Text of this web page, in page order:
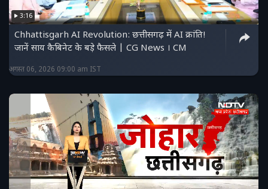
3:16
Chhattisgarh AI Revolution: छत्तीसगढ़ में AI क्रांति!
जानें साय कैबिनेट के बड़े फैसले | CG News । CM
अगस्त 06, 2026 09:00 am IST